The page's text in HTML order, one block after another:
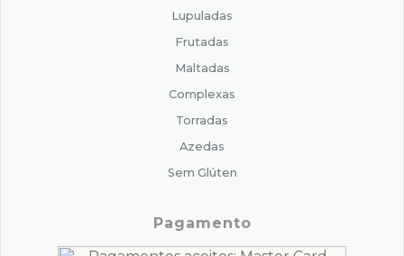
Lupuladas
Frutadas
Maltadas
Complexas
Torradas
Azedas
Sem Glúten
Pagamento